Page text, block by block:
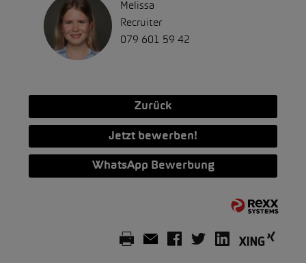
Melissa
Recruiter
079 601 59 42
Zurück
Jetzt bewerben!
WhatsApp Bewerbung